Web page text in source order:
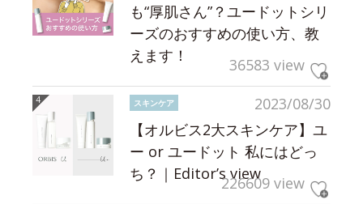
も“厚肌さん”？ユードットシリ
ーズのおすすめの使い方、教
えます！
36583 view
2023/08/30
スキンケア
【オルビス2大スキンケア】ユ
ー or ユードット 私にはどっ
ち？｜Editor’s view226609 view